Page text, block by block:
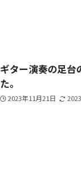
ギター演奏の足台
た。
2023年11月21日